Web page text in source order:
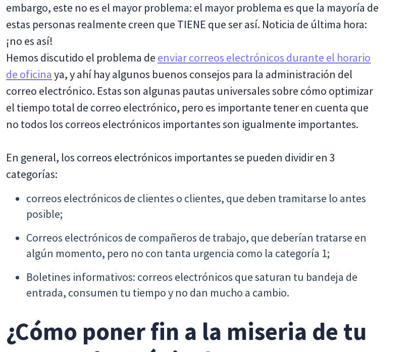
embargo, este no es el mayor problema: el mayor problema es que la mayoría de
estas personas realmente creen que TIENE que ser así. Noticia de última hora:
¡no es así!
Hemos discutido el problema de enviar correos electrónicos durante el horario
de oficina ya, y ahí hay algunos buenos consejos para la administración del
correo electrónico. Estas son algunas pautas universales sobre cómo optimizar
el tiempo total de correo electrónico, pero es importante tener en cuenta que
no todos los correos electrónicos importantes son igualmente importantes.
En general, los correos electrónicos importantes se pueden dividir en 3
categorías:
correos electrónicos de clientes o clientes, que deben tramitarse lo antes
posible;
Correos electrónicos de compañeros de trabajo, que deberían tratarse en
algún momento, pero no con tanta urgencia como la categoría 1;
Boletines informativos: correos electrónicos que saturan tu bandeja de
entrada, consumen tu tiempo y no dan mucho a cambio.
¿Cómo poner fin a la miseria de tu